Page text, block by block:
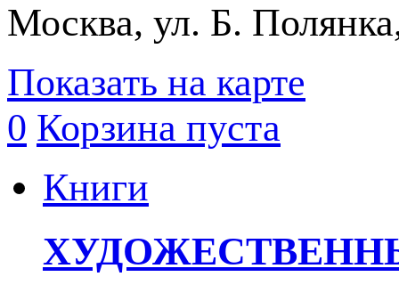
Москва, ул. Б.
Показать на карте
0 Корзина пуста
Книги